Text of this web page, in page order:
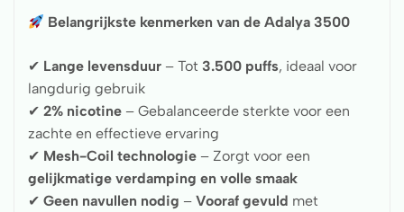
Belangrijkste kenmerken van de Adalya 3500
✔ Lange levensduur – Tot 3.500 puffs, ideaal voor
langdurig gebruik
✔ 2% nicotine – Gebalanceerde sterkte voor een
zachte en effectieve ervaring
✔ Mesh-Coil technologie – Zorgt voor een
gelijkmatige verdamping en volle smaak
✔ Geen navullen nodig – Vooraf gevuld met